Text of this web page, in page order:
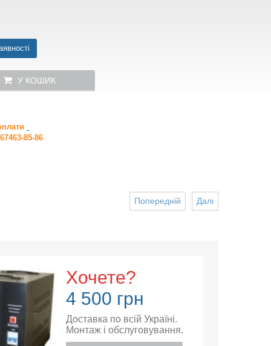
У КОШИК
85-86
Далі
Попередній
Хочете?
4 500 грн
Доставка по всій Україні.
Монтаж і обслуговування.